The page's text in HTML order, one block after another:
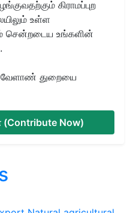
கிராமப்புற
உள்ள
சென்றடைய உங்களின்
வேளாண் துறையை
(Contribute Now)